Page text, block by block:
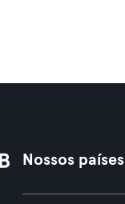
Nossos países